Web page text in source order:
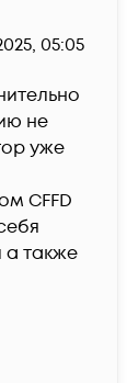
05:05
не
уже
CFFD
а также